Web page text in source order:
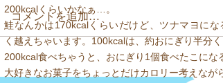
コメントを追加…
200kcalくらいかなぁ…。
鮭なんかは170kcalくらいだけど、ツナマヨにな
く越えちゃいます。 100kcalは、約おにぎり半分
200kcal食べちゃうと、おにぎり1個食べたこにな
大好きなお菓子をちょっとだけカロリー考えなが